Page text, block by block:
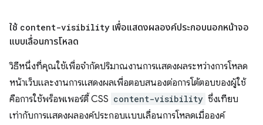
ใช้ content-visibility เพื่อแสดงผลองค์ประกอบนอกหน้าจอ
แบบเลื่อนการโหลด
วิธีหนึ่งที่คุณใช้เพื่อจำกัดปริมาณงานการแสดงผลระหว่างการโหลด
หน้าเว็บและงานการแสดงผลเพื่อตอบสนองต่อการโต้ตอบของผู้ใช้
คือการใช้พร็อพเพอร์ตี้ CSS content-visibility ซึ่งเทียบ
เท่ากับการแสดงผลองค์ประกอบแบบเลื่อนการโหลดเมื่อองค์